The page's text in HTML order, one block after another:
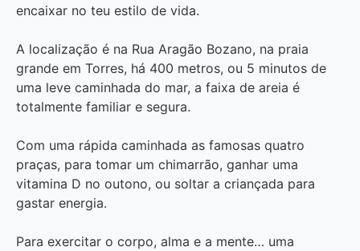
encaixar no teu estilo de vida.
A localização é na Rua Aragão Bozano, na praia
grande em Torres, há 400 metros, ou 5 minutos de
uma leve caminhada do mar, a faixa de areia é
totalmente familiar e segura.
Com uma rápida caminhada as famosas quatro
praças, para tomar um chimarrão, ganhar uma
vitamina D no outono, ou soltar a criançada para
gastar energia.
Para exercitar o corpo, alma e a mente… uma